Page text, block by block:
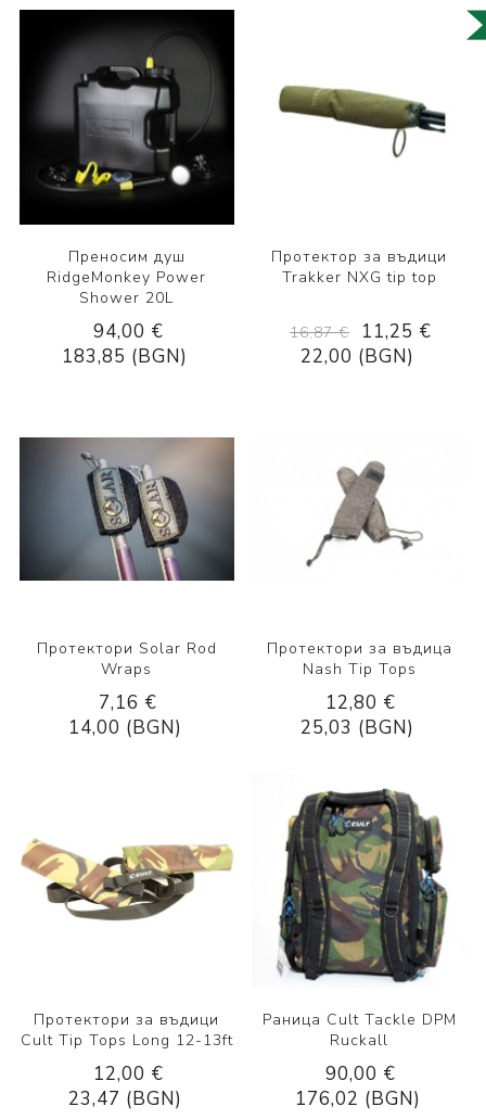
Преносим душ
RidgeMonkey Power
Shower 20L
94,00 €
183,85 (BGN)
Протектор за въдици
Trakker NXG tip top
16,87 €
11,25 €
22,00 (BGN)
Протектори Solar Rod
Wraps
7,16 €
14,00 (BGN)
Протектори за въдица
Nash Tip Tops
12,80 €
25,03 (BGN)
Протектори за въдици
Cult Tip Tops Long 12-13ft
12,00 €
23,47 (BGN)
Раница Cult Tackle DPM
Ruckall
90,00 €
176,02 (BGN)